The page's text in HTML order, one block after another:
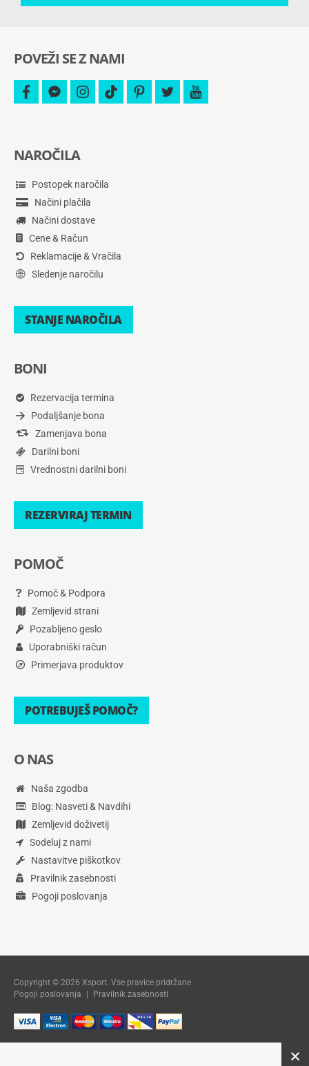
POVEŽI SE Z NAMI
facebookfacebook-
messenger
instagram
tiktokpinterest
twitteryoutube
NAROČILA
Postopek naročila
Načini plačila
Načini dostave
Cene & Račun
Reklamacije & Vračila
Sledenje naročilu
STANJE NAROČILA
BONI
Rezervacija termina
Podaljšanje bona
Zamenjava bona
Darilni boni
Vrednostni darilni boni
REZERVIRAJ TERMIN
POMOČ
Pomoč & Podpora
Zemljevid strani
Pozabljeno geslo
Uporabniški račun
Primerjava produktov
POTREBUJEŠ POMOČ?
O NAS
Naša zgodba
Blog: Nasveti & Navdihi
Zemljevid doživetij
Sodeluj z nami
Nastavitve piškotkov
Pravilnik zasebnosti
Pogoji poslovanja
Copyright © 2026 Xsport. Vse pravice pridržane.
Pogoji poslovanja
Pravilnik zasebnosti